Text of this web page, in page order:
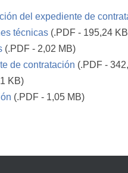
del expediente de
técnicas (.PDF - 195,24
(.PDF - 2,02 MB)
de contratación (.PDF -
KB)
(.PDF - 1,05 MB)